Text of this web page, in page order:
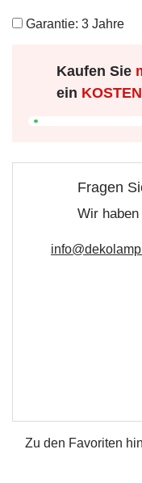
Garantie: 3 Jahre
Kaufen Sie
ein
Fragen
Wir
Zu den Favoriten